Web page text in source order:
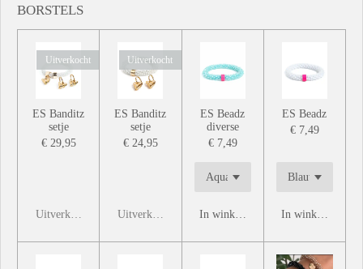
BORSTELS
Uitverkocht
ES Banditz
setje
€ 29,95
Uitverkocht
Uitverkocht
ES Banditz
setje
€ 24,95
Uitverkocht
ES Beadz
diverse
€ 7,49
In winkelwagen
ES Beadz
€ 7,49
In winkelwagen